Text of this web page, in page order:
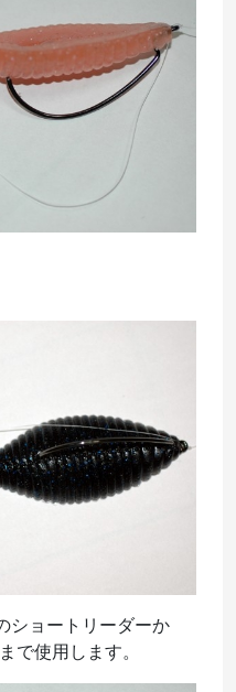
ショートリーダーか
で使用します。